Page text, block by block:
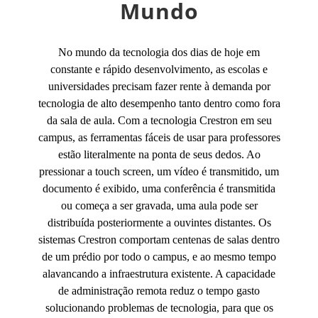
Mundo
No mundo da tecnologia dos dias de hoje em
constante e rápido desenvolvimento, as escolas e
universidades precisam fazer rente à demanda por
tecnologia de alto desempenho tanto dentro como fora
da sala de aula. Com a tecnologia Crestron em seu
campus, as ferramentas fáceis de usar para professores
estão literalmente na ponta de seus dedos. Ao
pressionar a touch screen, um vídeo é transmitido, um
documento é exibido, uma conferência é transmitida
ou começa a ser gravada, uma aula pode ser
distribuída posteriormente a ouvintes distantes. Os
sistemas Crestron comportam centenas de salas dentro
de um prédio por todo o campus, e ao mesmo tempo
alavancando a infraestrutura existente. A capacidade
de administração remota reduz o tempo gasto
solucionando problemas de tecnologia, para que os